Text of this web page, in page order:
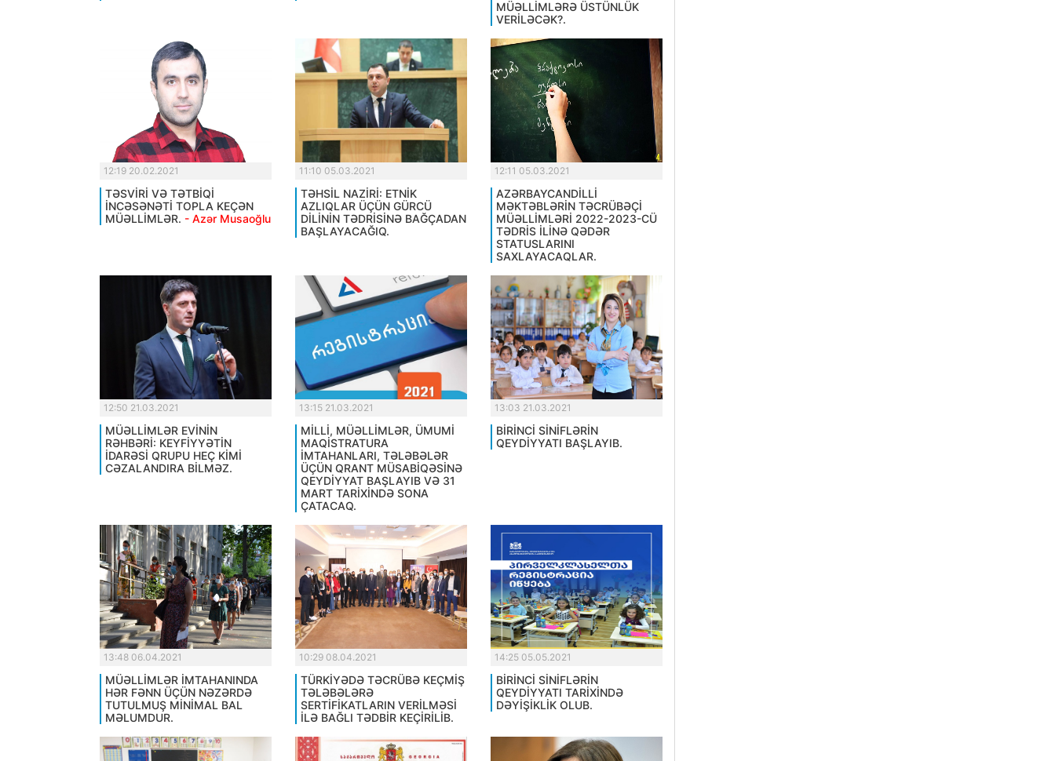
MÜƏLLİMLƏRƏ ÜSTÜNLÜK
VERİLƏCƏK?.
12:19 20.02.2021
TƏSVİRİ VƏ TƏTBİQİ
İNCƏSƏNƏTİ TOPLA KEÇƏN
MÜƏLLİMLƏR. - Azər Musaoğlu
11:10 05.03.2021
TƏHSİL NAZİRİ: ETNİK
AZLIQLAR ÜÇÜN GÜRCÜ
DİLİNİN TƏDRİSİNƏ BAĞÇADAN
BAŞLAYACAĞIQ.
12:11 05.03.2021
AZƏRBAYCANDİLLİ
MƏKTƏBLƏRİN TƏCRÜBƏÇİ
MÜƏLLİMLƏRİ 2022-2023-CÜ
TƏDRİS İLİNƏ QƏDƏR
STATUSLARINI
SAXLAYACAQLAR.
12:50 21.03.2021
MÜƏLLİMLƏR EVİNİN
RƏHBƏRİ: KEYFİYYƏTİN
İDARƏSİ QRUPU HEÇ KİMİ
CƏZALANDIRA BİLMƏZ.
13:15 21.03.2021
MİLLİ, MÜƏLLİMLƏR, ÜMUMİ
MAQİSTRATURA
İMTAHANLARI, TƏLƏBƏLƏR
ÜÇÜN QRANT MÜSABİQƏSİNƏ
QEYDİYYAT BAŞLAYIB VƏ 31
MART TARİXİNDƏ SONA
ÇATACAQ.
13:03 21.03.2021
BİRİNCİ SİNİFLƏRİN
QEYDİYYATI BAŞLAYIB.
13:48 06.04.2021
MÜƏLLİMLƏR İMTAHANINDA
HƏR FƏNN ÜÇÜN NƏZƏRDƏ
TUTULMUŞ MİNİMAL BAL
MƏLUMDUR.
10:29 08.04.2021
TÜRKİYƏDƏ TƏCRÜBƏ KEÇMİŞ
TƏLƏBƏLƏRƏ
SERTİFİKATLARIN VERİLMƏSİ
İLƏ BAĞLI TƏDBİR KEÇİRİLİB.
14:25 05.05.2021
BİRİNCİ SİNİFLƏRİN
QEYDİYYATI TARİXİNDƏ
DƏYİŞİKLİK OLUB.